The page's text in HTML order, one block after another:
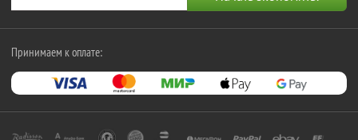
Принимаем к оплате: